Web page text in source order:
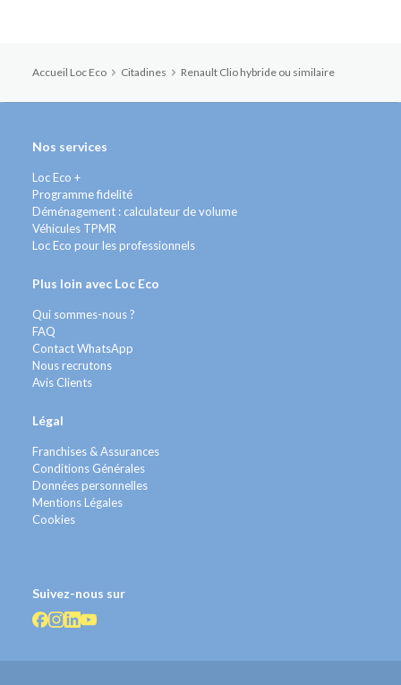
Accueil Loc Eco Citadines Renault Clio hybride ou similaire
Nos services
Loc Eco +
Programme fidelité
Déménagement : calculateur de volume
Véhicules TPMR
Loc Eco pour les professionnels
Plus loin avec Loc Eco
Qui sommes-nous ?
FAQ
Contact WhatsApp
Nous recrutons
Avis Clients
Légal
Franchises & Assurances
Conditions Générales
Données personnelles
Mentions Légales
Cookies
Suivez-nous sur